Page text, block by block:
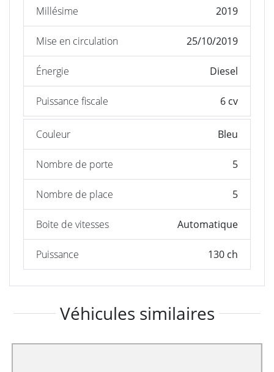
Millésime 2019
Mise en circulation 25/10/2019
Énergie Diesel
Puissance fiscale 6 cv
Couleur Bleu
Nombre de porte 5
Nombre de place 5
Boite de vitesses Automatique
Puissance 130 ch
Véhicules similaires